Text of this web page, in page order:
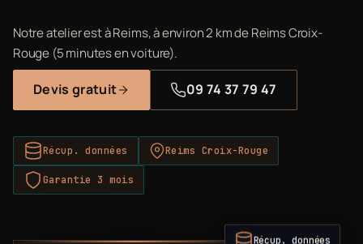
Notre atelier est à Reims, à environ 2 km de Reims Croix-
Rouge (5 minutes en voiture).
Devis gratuit 09 74 37 79 47
Récup. données Reims Croix-Rouge
Garantie 3 mois
Récup. données